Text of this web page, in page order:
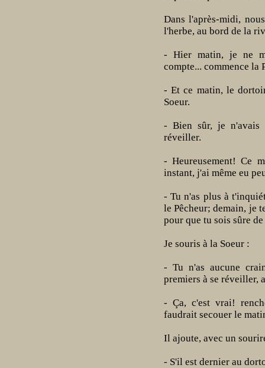
Dans l'après-midi,
l'herbe, au bord de la
- Hier matin, je ne
compte... commence la
- Et ce matin, le
Soeur.
- Bien sûr, je n'avais
réveiller.
- Heureusement! Ce
instant, j'ai même eu
- Tu n'as plus à
le Pêcheur; demain, je
pour que tu sois sûre
Je souris à la Soeur :
- Tu n'as aucune
premiers à se réveiller,
- Ça, c'est vrai!
faudrait secouer le
Il ajoute, avec un
- S'il est dernier au